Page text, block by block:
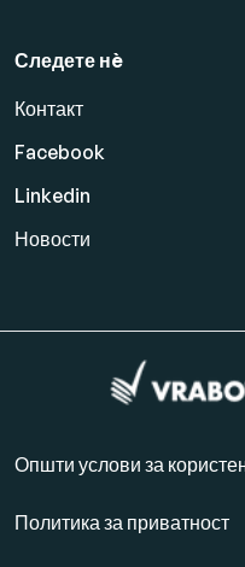
Следете нè
Контакт
Facebook
Linkedin
Новости
Општи услови за
Политика за приватност